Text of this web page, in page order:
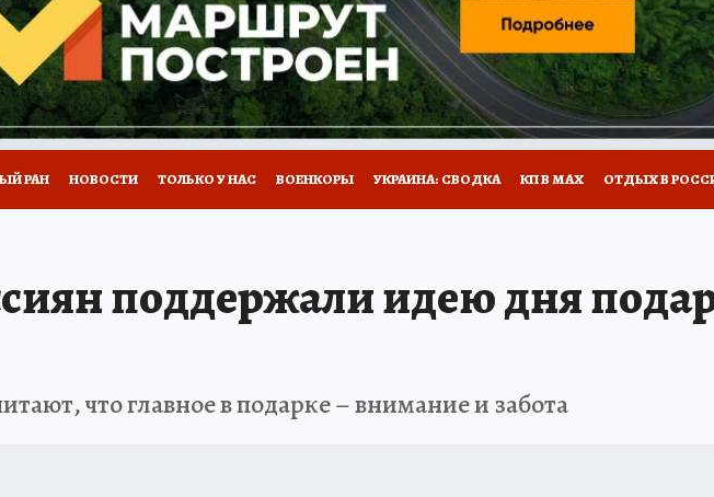
РАН НОВОСТИ ТОЛЬКО У НАС ВОЕНКОРЫ УКРАИНА: СВОДКА КП В МАХ ОТДЫХ В
поддержали идею дня
что главное в подарке – внимание и забота